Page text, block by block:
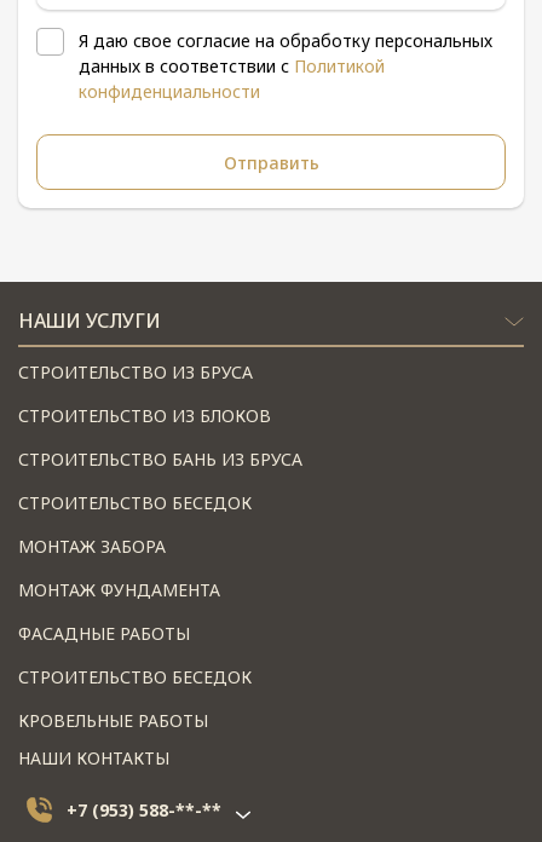
Я даю свое согласие на обработку персональных
данных в соответствии с Политикой
конфиденциальности
НАШИ УСЛУГИ
СТРОИТЕЛЬСТВО ИЗ БРУСА
СТРОИТЕЛЬСТВО ИЗ БЛОКОВ
СТРОИТЕЛЬСТВО БАНЬ ИЗ БРУСА
СТРОИТЕЛЬСТВО БЕСЕДОК
МОНТАЖ ЗАБОРА
МОНТАЖ ФУНДАМЕНТА
ФАСАДНЫЕ РАБОТЫ
СТРОИТЕЛЬСТВО БЕСЕДОК
КРОВЕЛЬНЫЕ РАБОТЫ
НАШИ КОНТАКТЫ
+7 (953) 588-**-**